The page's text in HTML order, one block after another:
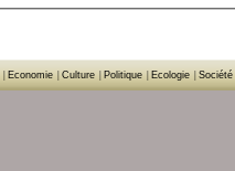
Economie Culture Politique Ecologie Société